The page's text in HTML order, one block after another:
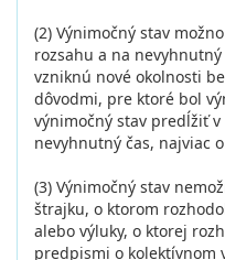
(2) Výnimočný stav
rozsahu a na
vzniknú nové okolnosti
dôvodmi, pre ktoré bol
výnimočný stav predĺžiť
nevyhnutný čas, najviac
(3) Výnimočný stav
štrajku, o ktorom
alebo výluky, o ktorej
predpismi o kolektívnom